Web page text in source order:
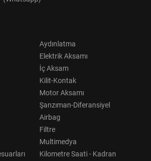
Aydınlatma
Elektrik Aksamı
İç Aksam
Kilit-Kontak
Motor Aksamı
Şanzıman-Diferansiyel
Airbag
Filtre
Multimedya
Kilometre Saati - Kadran